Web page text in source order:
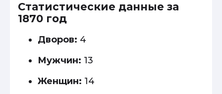
Статистические данные за
1870 год
Дворов: 4
Мужчин: 13
Женщин: 14